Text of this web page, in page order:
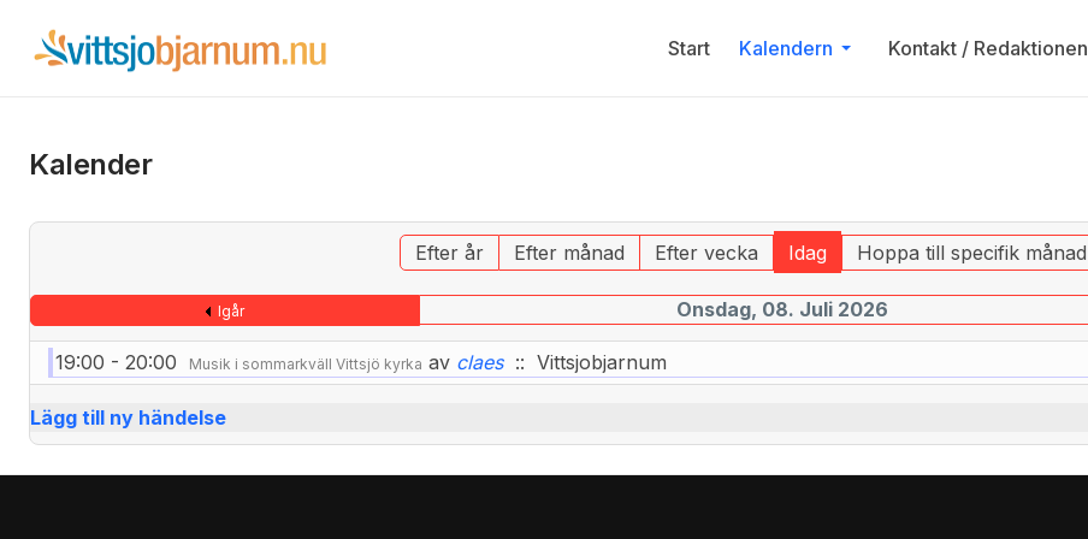
Start Kalendern Kontakt / Redaktionen
Kalender
Efter år Efter månad Efter vecka Idag Hoppa till specifik månad
Igår Onsdag, 08. Juli 2026
19:00 - 20:00 Musik i sommarkväll Vittsjö kyrka av claes:: Vittsjobjarnum
Lägg till ny händelse